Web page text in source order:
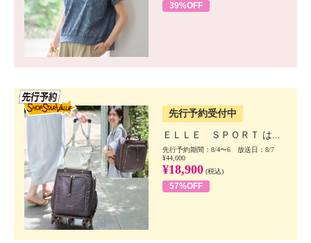
39%OFF
先行予約受付中
ＥＬＬＥ ＳＰＯＲＴ は...
先行予約期間：8/4〜6 放送日：8/7
¥44,000
¥18,900 (税込)
57%OFF